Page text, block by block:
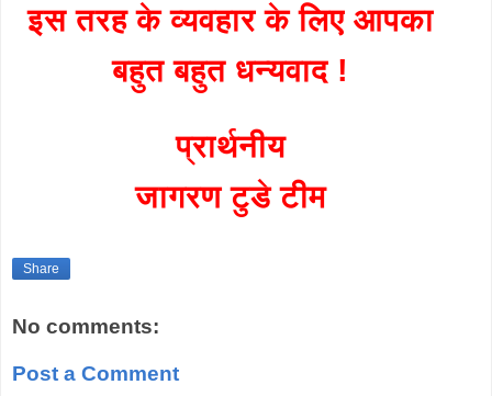
इस तरह के व्यवहार के लिए आपका
बहुत बहुत धन्यवाद !
प्रार्थनीय
जागरण टुडे टीम
Share
No comments:
Post a Comment